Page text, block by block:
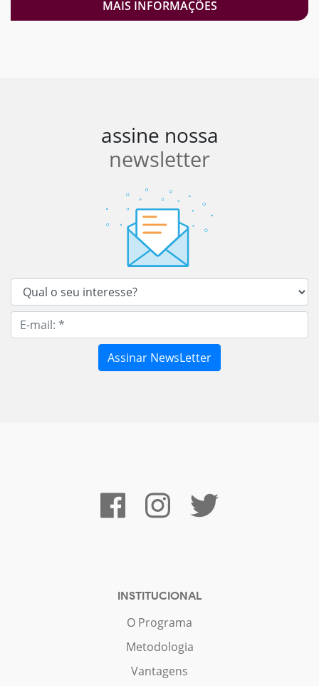
MAIS INFORMAÇÕES
assine nossa
newsletter
INSTITUCIONAL
O Programa
Metodologia
Vantagens